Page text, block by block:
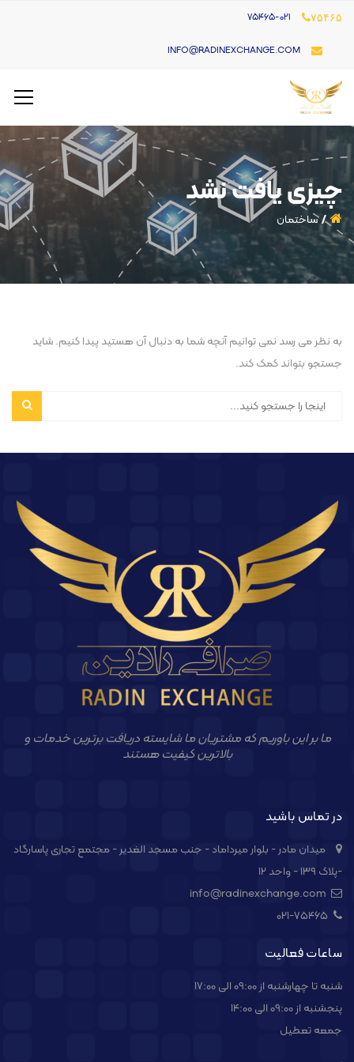
۷۵۴۶۵
INFO@RADINEXCHANGE.COM
چیزی یافت نشد
ساختمان
به نظر می رسد نمی توانیم آنچه شما به دنبال آن هستید پیدا کنیم. شاید
جستجو بتواند کمک کند.
ما بر این باوریم که مشتریان ما شایسته دریافت برترین خدمات و
بالاترین کیفیت هستند
در تماس باشید
میدان مادر - بلوار میرداماد - جنب مسجد الغدیر - مجتمع تجاری پاسارگاد
-پلاک ۱۳۹ - واحد ۱۲
021-۷۵۴۶۵
ساعات فعالیت
شنبه تا چهارشنبه از 09:00 الی 17:00
پنجشنبه از 09:00 الی 14:00
جمعه تعطیل